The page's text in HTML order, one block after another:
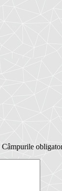
Câmpurile